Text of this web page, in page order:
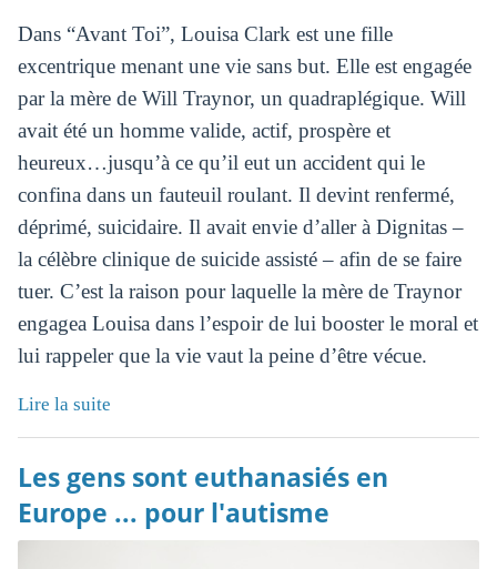
Dans “Avant Toi”, Louisa Clark est une fille
excentrique menant une vie sans but. Elle est engagée
par la mère de Will Traynor, un quadraplégique. Will
avait été un homme valide, actif, prospère et
heureux…jusqu’à ce qu’il eut un accident qui le
confina dans un fauteuil roulant. Il devint renfermé,
déprimé, suicidaire. Il avait envie d’aller à Dignitas –
la célèbre clinique de suicide assisté – afin de se faire
tuer. C’est la raison pour laquelle la mère de Traynor
engagea Louisa dans l’espoir de lui booster le moral et
lui rappeler que la vie vaut la peine d’être vécue.
Lire la suite
Les gens sont euthanasiés en
Europe ... pour l'autisme